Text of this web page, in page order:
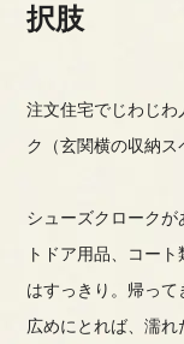
択肢
注文住宅でじわじ
ク（玄関横の収納ス
シューズクローク
トドア用品、コー
はすっきり。帰っ
広めにとれば、濡